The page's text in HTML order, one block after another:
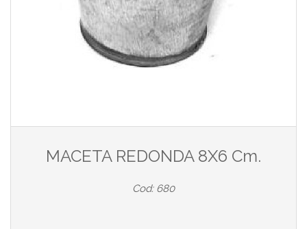
MACETA REDONDA 8X6 Cm.
Cod: 680